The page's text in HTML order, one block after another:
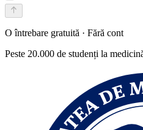
O întrebare gratuită · Fără cont
Peste 20.000 de studenți la